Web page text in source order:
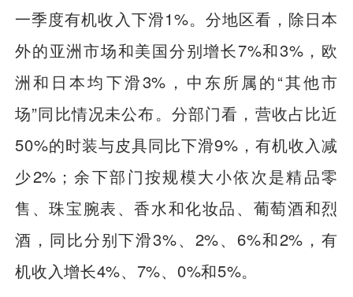
一季度有机收入下滑1%。分地区看，除日本
外的亚洲市场和美国分别增长7%和3%，欧
洲和日本均下滑3%，中东所属的“其他市
场”同比情况未公布。分部门看，营收占比近
50%的时装与皮具同比下滑9%，有机收入减
少2%；余下部门按规模大小依次是精品零
售、珠宝腕表、香水和化妆品、葡萄酒和烈
酒，同比分别下滑3%、2%、6%和2%，有
机收入增长4%、7%、0%和5%。